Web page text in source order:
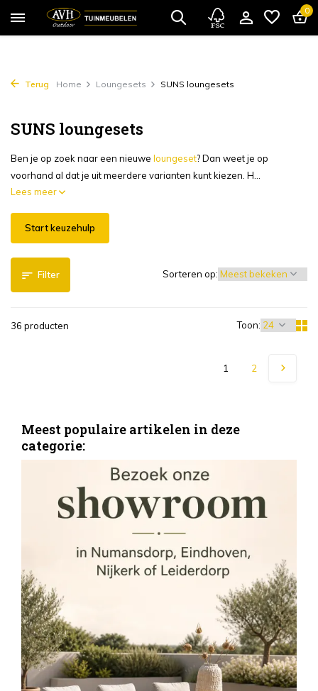
0
Terug Home Loungesets SUNS loungesets
SUNS loungesets
Ben je op zoek naar een nieuwe loungeset? Dan weet je op
voorhand al dat je uit meerdere varianten kunt kiezen. H...
Lees meer
Start keuzehulp
Filter
36 producten Toon:
Sorteren op:
1 2
Meest populaire artikelen in deze
categorie: